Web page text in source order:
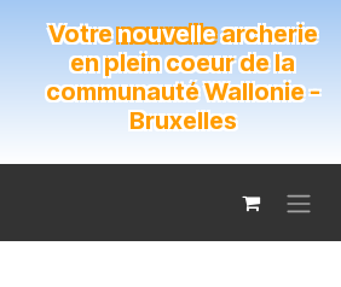
Votrenouvellearcherie
en plein coeur de la
communauté Wallonie -
Bruxelles